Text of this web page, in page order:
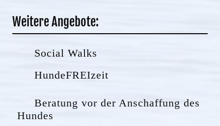
Weitere Angebote:
Social Walks
HundeFREIzeit
Beratung vor der Anschaffung des
Hundes